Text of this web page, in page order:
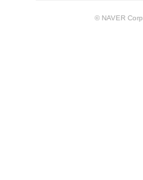
공
© NAVER Corp.